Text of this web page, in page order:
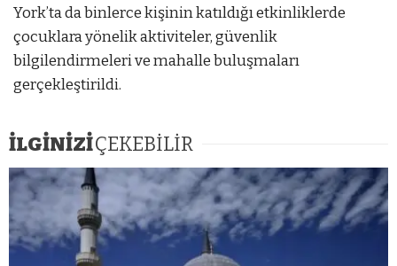
York’ta da binlerce kişinin katıldığı etkinliklerde
çocuklara yönelik aktiviteler, güvenlik
bilgilendirmeleri ve mahalle buluşmaları
gerçekleştirildi.
İLGİNİZİÇEKEBİLİR